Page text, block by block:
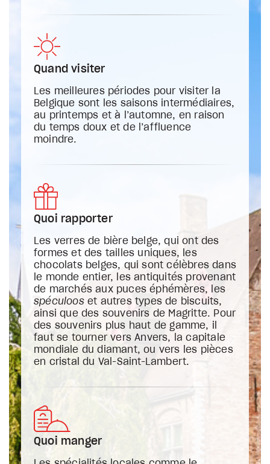
Quand visiter
Les meilleures périodes pour visiter la
Belgique sont les saisons intermédiaires,
au printemps et à l’automne, en raison
du temps doux et de l’affluence
moindre.
Quoi rapporter
Les verres de bière belge, qui ont des
formes et des tailles uniques, les
chocolats belges, qui sont célèbres dans
le monde entier, les antiquités provenant
de marchés aux puces éphémères, les
spéculooset autres types de biscuits,
ainsi que des souvenirs de Magritte. Pour
des souvenirs plus haut de gamme, il
faut se tourner vers Anvers, la capitale
mondiale du diamant, ou vers les pièces
en cristal du Val-Saint-Lambert.
Quoi manger